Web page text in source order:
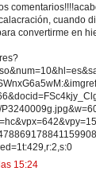
cuando
convertirme en
15:24